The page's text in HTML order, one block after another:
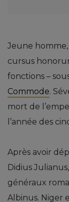
Jeune
cursus
fonctions –
Commode.
mort de
l’année des
Après avoir
Didius
généraux
Albinus. Niger